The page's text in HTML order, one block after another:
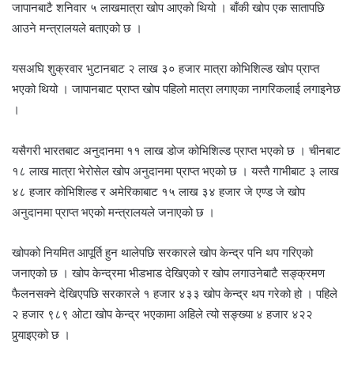
जापानबाटै शनिवार ५ लाखमात्रा खोप आएको थियो । बाँकी खोप एक सातापछि
आउने मन्त्रालयले बताएको छ ।
यसअघि शुक्रवार भुटानबाट २ लाख ३० हजार मात्रा कोभिशिल्ड खोप प्राप्त
भएको थियो । जापानबाट प्राप्त खोप पहिलो मात्रा लगाएका नागरिकलाई लगाइनेछ
।
यसैगरी भारतबाट अनुदानमा ११ लाख डोज कोभिशिल्ड प्राप्त भएको छ । चीनबाट
१८ लाख मात्रा भेरोसेल खोप अनुदानमा प्राप्त भएको छ । यस्तै गाभीबाट ३ लाख
४८ हजार कोभिशिल्ड र अमेरिकाबाट १५ लाख ३४ हजार जे एण्ड जे खोप
अनुदानमा प्राप्त भएको मन्त्रालयले जनाएको छ ।
खोपको नियमित आपूर्ति हुन थालेपछि सरकारले खोप केन्द्र पनि थप गरिएको
जनाएको छ । खोप केन्द्रमा भीडभाड देखिएको र खोप लगाउनेबाटै सङ्क्रमण
फैलनसक्ने देखिएपछि सरकारले १ हजार ४३३ खोप केन्द्र थप गरेको हो । पहिले
२ हजार ९८९ ओटा खोप केन्द्र भएकामा अहिले त्यो सङ्ख्या ४ हजार ४२२
पुर्‍याइएको छ ।